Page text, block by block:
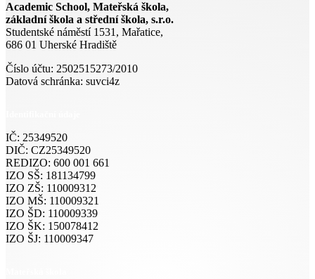
Academic School, Mateřská škola,
základní škola a střední škola, s.r.o.
Studentské náměstí 1531, Mařatice,
686 01 Uherské Hradiště
Číslo účtu: 2502515273/2010
Datová schránka: suvci4z
IČ: 25349520
DIČ: CZ25349520
REDIZO: 600 001 661
IZO SŠ: 181134799
IZO ZŠ: 110009312
IZO MŠ: 110009321
IZO ŠD: 110009339
IZO ŠK: 150078412
IZO ŠJ: 110009347